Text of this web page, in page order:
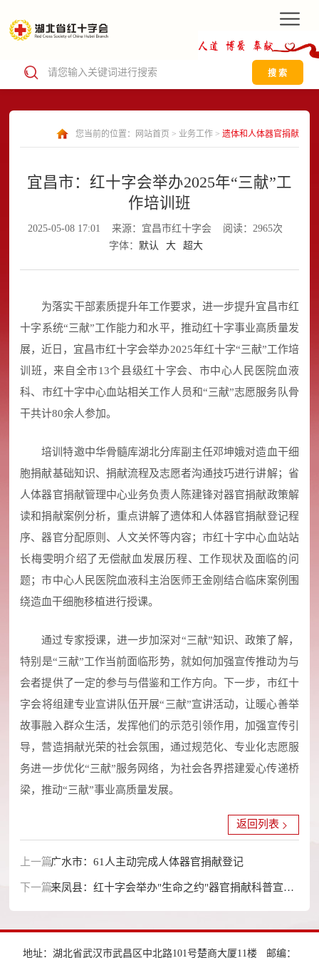
搜 索
您当前的位置： 网站首页 > 业务工作> 遗体和人体器官捐献
宜昌市：红十字会举办2025年“三献”工
作培训班
2025-05-08 17:01 来源：宜昌市红十字会
阅读：2965次
字体： 默认 大 超大
为落实干部素质提升年工作要求，进一步提升宜昌市红
十字系统“三献”工作能力和水平，推动红十字事业高质量发
展，近日，宜昌市红十字会举办2025年红十字“三献”工作培
训班，来自全市13个县级红十字会、市中心人民医院血液
科、市红十字中心血站相关工作人员和“三献”志愿服务队骨
干共计80余人参加。
培训特邀中华骨髓库湖北分库副主任邓坤娥对造血干细
胞捐献基础知识、捐献流程及志愿者沟通技巧进行讲解；省
人体器官捐献管理中心业务负责人陈建锋对器官捐献政策解
读和捐献案例分析，重点讲解了遗体和人体器官捐献登记程
序、器官分配原则、人文关怀等内容；市红十字中心血站站
长梅雯明介绍了无偿献血发展历程、工作现状及面临的问
题；市中心人民医院血液科主治医师王金刚结合临床案例围
绕造血干细胞移植进行授课。
通过专家授课，进一步加深对“三献”知识、政策了解，
特别是“三献”工作当前面临形势，就如何加强宣传推动为与
会者提供了一定的参与与借鉴和工作方向。下一步，市红十
字会将组建专业宣讲队伍开展“三献”宣讲活动，让暖心善举
故事融入群众生活，发挥他们的示范引领作用，加强宣传引
导，营造捐献光荣的社会氛围，通过规范化、专业化志愿服
务进一步优化“三献”服务网络，为社会各界搭建爱心传递桥
梁，推动“三献”事业高质量发展。
上一篇：广水市：61人主动完成人体器官捐献登记
下一篇：来凤县：红十字会举办"生命之约"器官捐献科普宣讲
活动
返回列表
地址：湖北省武汉市武昌区中北路101号楚商大厦11楼 邮编：